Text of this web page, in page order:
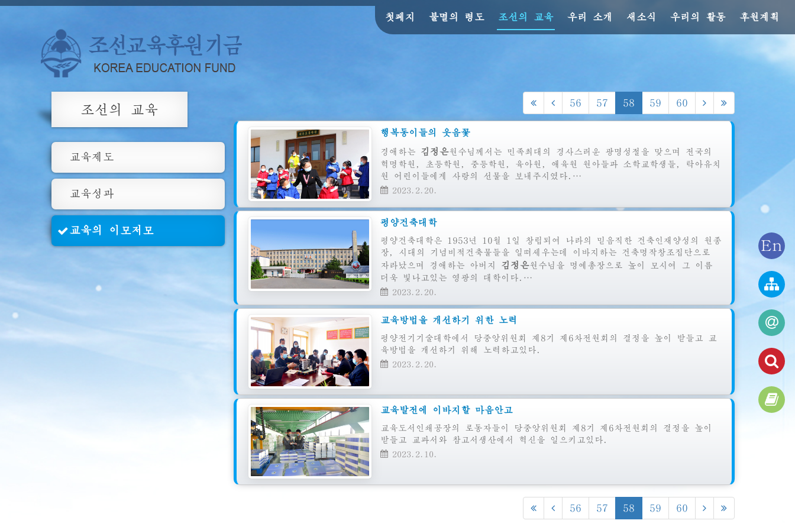
En
첫페지 불멸의 령도 조선의 교육 우리 소개 새소식 우리의 활동 후원계획
조선의 교육
교육제도
교육성과
교육의 이모저모
56 57 58 59 60
행복동이들의 웃음꽃
경애하는 김정은원수님께서는 민족최대의 경사스러운 광명성절을 맞으며 전국의
혁명학원, 초등학원, 중등학원, 육아원, 애육원 원아들과 소학교학생들, 탁아유치
원 어린이들에게 사랑의 선물을 보내주시였다.…
2023.2.20.
평양건축대학
평양건축대학은 1953년 10월 1일 창립되여 나라의 믿음직한 건축인재양성의 원종
장, 시대의 기념비적건축물들을 일떠세우는데 이바지하는 건축명작창조집단으로
자라났으며 경애하는 아버지 김정은원수님을 명예총장으로 높이 모시여 그 이름
더욱 빛나고있는 영광의 대학이다.…
2023.2.20.
교육방법을 개선하기 위한 노력
평양전기기술대학에서 당중앙위원회 제8기 제6차전원회의 결정을 높이 받들고 교
육방법을 개선하기 위해 노력하고있다.
2023.2.20.
교육발전에 이바지할 마음안고
교육도서인쇄공장의 로동자들이 당중앙위원회 제8기 제6차전원회의 결정을 높이
받들고 교과서와 참고서생산에서 혁신을 일으키고있다.
2023.2.10.
56 57 58 59 60